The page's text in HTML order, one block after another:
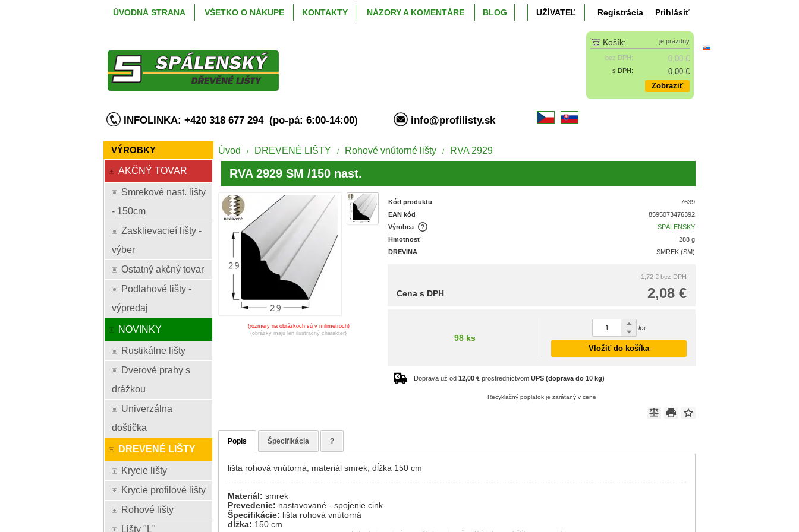
Registrácia Prihlásiť
ÚVODNÁ STRANA VŠETKO O NÁKUPE KONTAKTY NÁZORY A KOMENTÁRE BLOG UŽÍVATEĽ
Košík: je prázdny
bez DPH: 0,00 €
s DPH:
0,00 €
Zobraziť
INFOLINKA: +420 318 677 294 (po-pá: 6:00-14:00) info@profilisty.sk
VÝROBKY
AKČNÝ TOVAR
Smrekové nast. lišty
- 150cm
Zasklievacieí lišty -
výber
Ostatný akčný tovar
Podlahové lišty -
výpredaj
NOVINKY
Rustikálne lišty
Dverové prahy s
drážkou
Univerzálna
doštička
DREVENÉ LIŠTY
Krycie lišty
Krycie profilové lišty
Rohové lišty
Lišty "L"
Úvod / DREVENÉ LIŠTY / Rohové vnútorné lišty / RVA 2929
RVA 2929 SM /150 nast.
(rozmery na obrázkoch sú v milimetroch)
(obrázky majú len ilustračný charakter)
Kód produktu
7639
EAN kód
8595073476392
Výrobca
SPÁLENSKÝ
Hmotnosť
288 g
DREVINA
SMREK (SM)
1,72 € bez DPH
2,08 €
Cena s DPH
98 ks
ks
Vložiť do košíka
Doprava už od12,00 € prostredníctvomUPS (doprava do 10 kg)
Recyklačný poplatok je zarátaný v cene
Popis Špecifikácia ?
lišta rohová vnútorná, materiál smrek, dĺžka 150 cm
Materiál:smrek
Prevedenie: nastavované - spojenie cink
Špecifikácie: lišta rohová vnútorná
dĺžka: 150 cm